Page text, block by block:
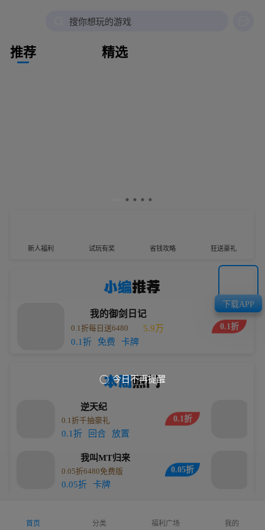
搜你想玩的游戏
推荐 精选
新人福利 试玩有奖 省钱攻略 狂送豪礼
小编推荐
我的御剑日记
0.1折每日送6480
5.9万
0.1折
免费 卡牌
0.1折
本周热门
逆天纪
0.1折千抽豪礼
0.1折 回合 放置
0.1折
我叫MT归来
0.05折6480免费版
0.05折 卡牌
0.05折
0.1折免费版 0.1折
下载APP
 今日不再提醒
首页 分类 福利广场 我的